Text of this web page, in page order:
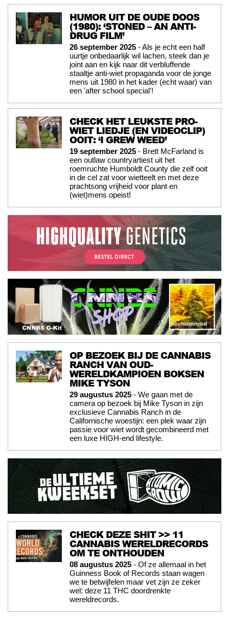
HUMOR UIT DE OUDE DOOS
(1980): ‘STONED – AN ANTI-
DRUG FILM’
26 september 2025 - Als je echt een half
uurtje onbedaarlijk wil lachen, steek dan je
joint aan en kijk naar dit verbluffende
staaltje anti-wiet propaganda voor de jonge
mens uit 1980 in het kader (echt waar) van
een 'after school special'!
CHECK HET LEUKSTE PRO-
WIET LIEDJE (EN VIDEOCLIP)
OOIT: ‘I GREW WEED’
19 september 2025 - Brett McFarland is
een outlaw countryartiest uit het
roemruchte Humboldt County die zelf ooit
in de cel zat voor wietteelt en met deze
prachtsong vrijheid voor plant en
(wiet)mens opeist!
OP BEZOEK BIJ DE CANNABIS
RANCH VAN OUD-
WERELDKAMPIOEN BOKSEN
MIKE TYSON
29 augustus 2025 - We gaan met de
camera op bezoek bij Mike Tyson in zijn
exclusieve Cannabis Ranch in de
Californische woestijn: een plek waar zijn
passie voor wiet wordt gecombineerd met
een luxe HIGH-end lifestyle.
CHECK DEZE SHIT >> 11
CANNABIS WERELDRECORDS
OM TE ONTHOUDEN
08 augustus 2025 - Of ze allemaal in het
Guinness Book of Records staan wagen
we te betwijfelen maar vet zijn ze zeker
wel: deze 11 THC doordrenkte
wereldrecords.